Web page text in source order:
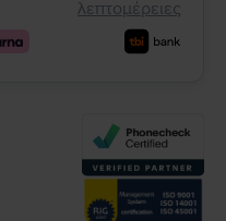
λεπτομέρειες